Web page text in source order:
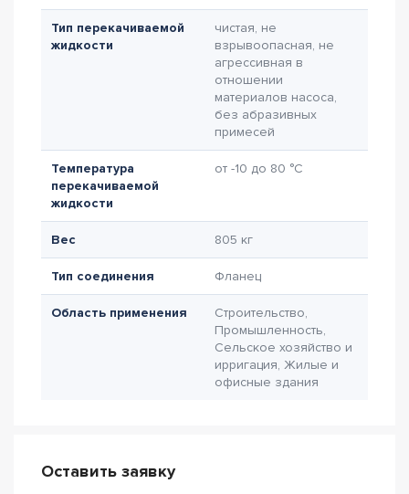
Тип перекачиваемой
жидкости
чистая, не
взрывоопасная, не
агрессивная в
отношении
материалов насоса,
без абразивных
примесей
Температура
перекачиваемой
жидкости
от -10 до 80 °C
Вес 805 кг
Тип соединения Фланец
Область применения
Строительство,
Промышленность,
Сельское хозяйство и
ирригация, Жилые и
офисные здания
Оставить заявку